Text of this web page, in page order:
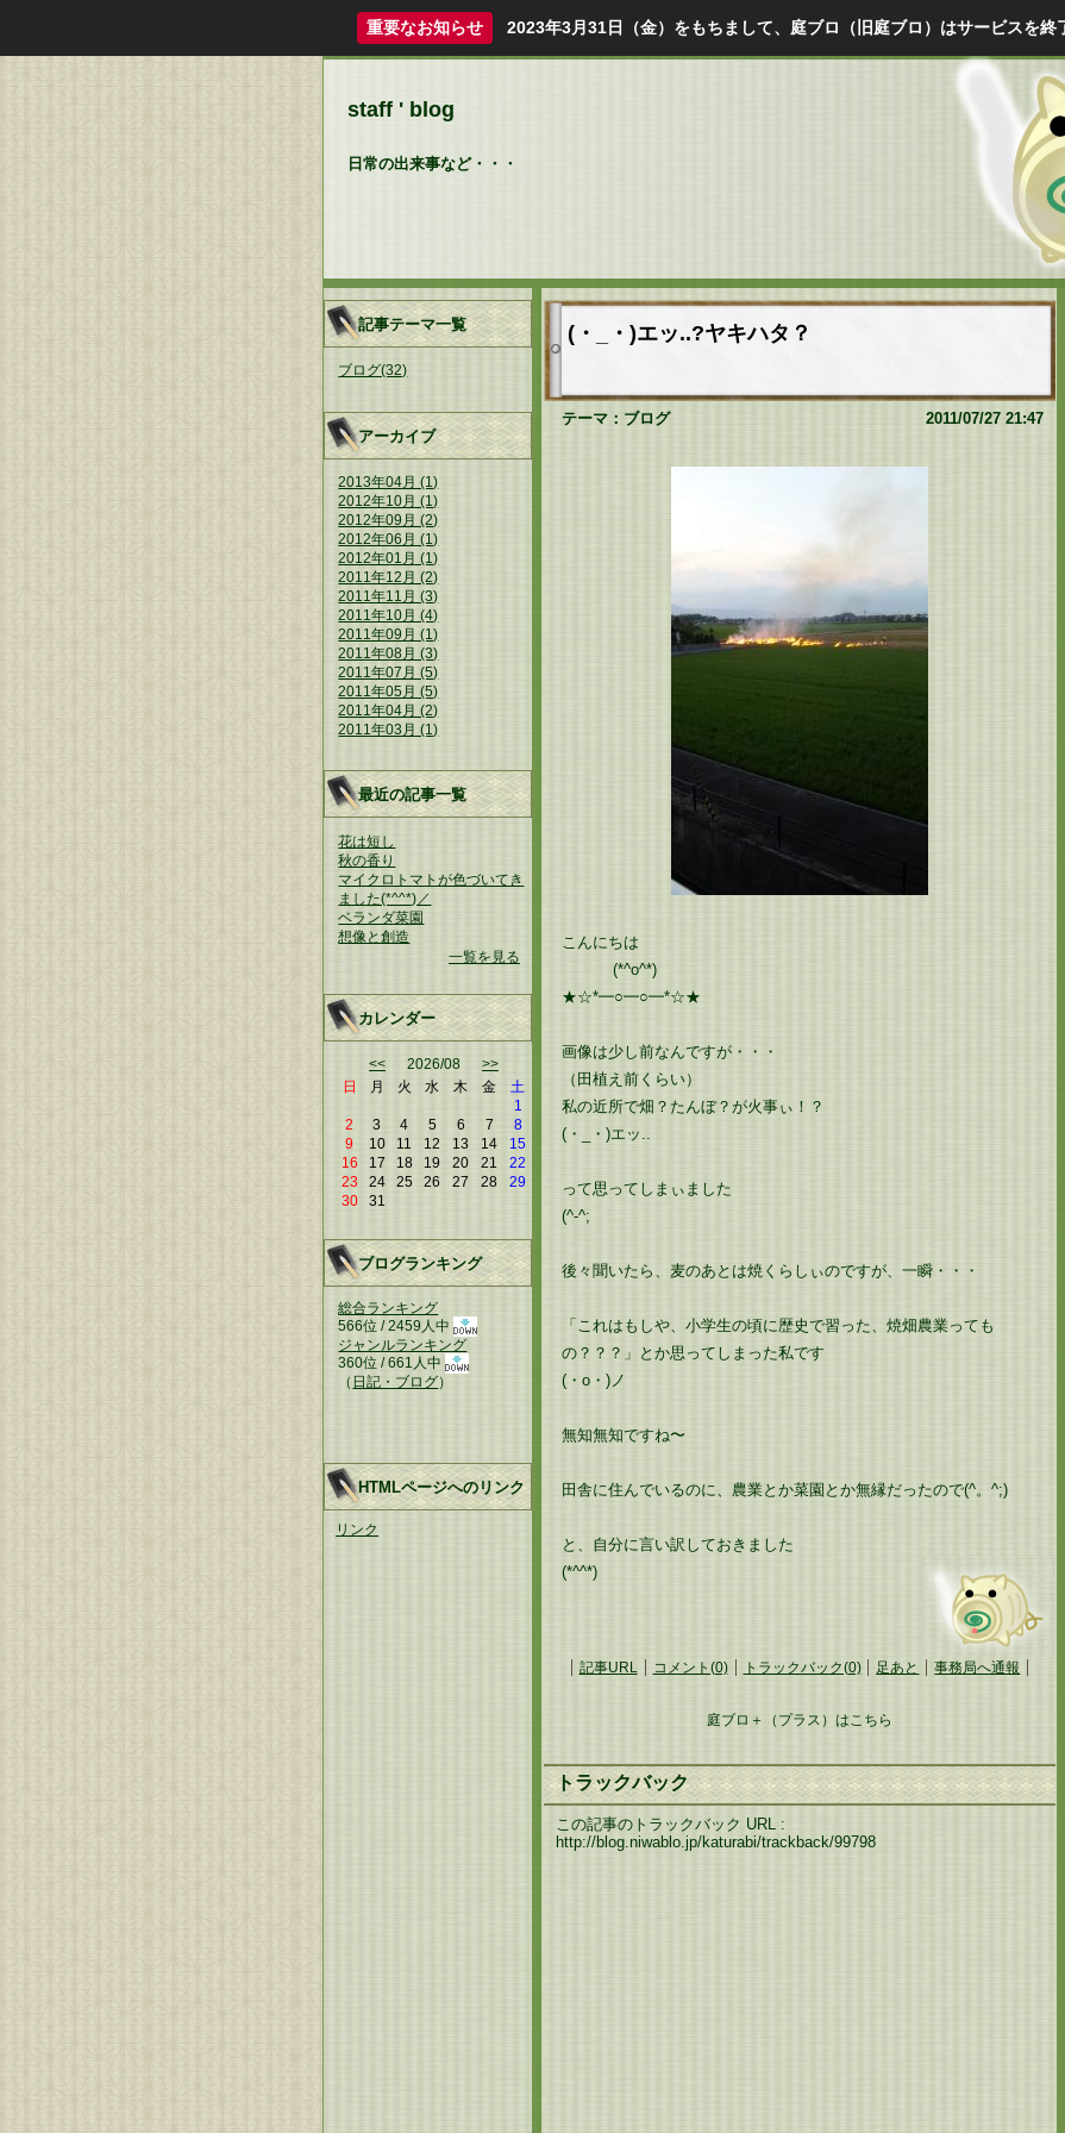
重要なお知らせ 2023年3月31日（金）をもちまして、庭ブロ（旧庭ブロ）はサービスを終
staff ' blog
日常の出来事など・・・
(・_・)エッ..?ヤキハタ？
テーマ： ブログ 2011/07/27 21:47
こんにちは
(*^o^*)
★☆*━○━○━*☆★
画像は少し前なんですが・・・
（田植え前くらい）
私の近所で畑？たんぼ？が火事ぃ！？
(・_・)エッ..
って思ってしまぃました
(^-^;
後々聞いたら、麦のあとは焼くらしぃのですが、一瞬・・・
「これはもしや、小学生の頃に歴史で習った、焼畑農業っても
の？？？」とか思ってしまった私です
(・o・)ノ
無知無知ですね〜
田舎に住んでいるのに、農業とか菜園とか無縁だったので(^。^;)
と、自分に言い訳しておきました
(*^^*)
記事URL コメント(0) トラックバック(0) 足あと 事務局へ通報
庭ブロ＋（プラス）はこちら
トラックバック
この記事のトラックバック URL :
http://blog.niwablo.jp/katurabi/trackback/99798
記事テーマ一覧
ブログ(32)
アーカイブ
2013年04月 (1)
2012年10月 (1)
2012年09月 (2)
2012年06月 (1)
2012年01月 (1)
2011年12月 (2)
2011年11月 (3)
2011年10月 (4)
2011年09月 (1)
2011年08月 (3)
2011年07月 (5)
2011年05月 (5)
2011年04月 (2)
2011年03月 (1)
最近の記事一覧
花は短し
秋の香り
マイクロトマトが色づいてき
ました(*^^*)／
ベランダ菜園
想像と創造
一覧を見る
カレンダー
<< 2026/08 >>
日
月 火 水 木 金
土
1
2
3 4 5 6 7
8
9
10 11 12 13 14
15
16
17 18 19 20 21
22
23
24 25 26 27 28
29
30
31
ブログランキング
総合ランキング
566位 / 2459人中
ジャンルランキング
360位 / 661人中
（ 日記・ブログ）
HTMLページへのリンク
リンク